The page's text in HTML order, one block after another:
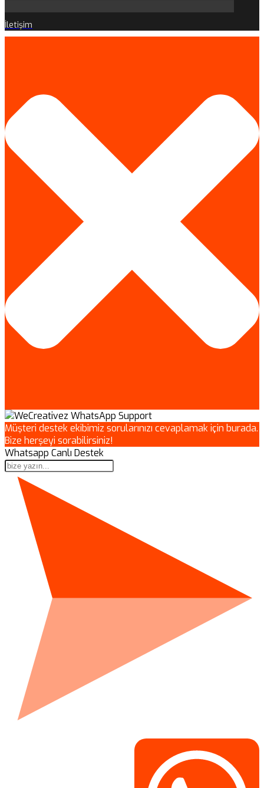
İletişim
Müşteri destek ekibimiz sorularınızı cevaplamak için burada.
Bize herşeyi sorabilirsiniz!
Whatsapp Canlı Destek